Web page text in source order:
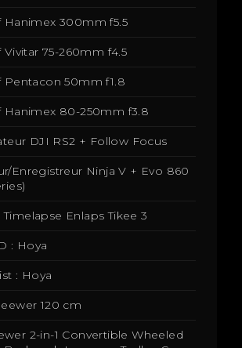
Hanimex 300mm f5.5
Vivitar 75-260mm f4.5
Pentacon 50mm f1.8
Hanimex 80-250mm f3.8
DJI RS2 + Follow Focus
Enregistreur Ninja V + Evo 860
Timelapse Enlaps Tikee 3
: Hoya
: Hoya
120 cm
2-in-1 Convertible Wheeled